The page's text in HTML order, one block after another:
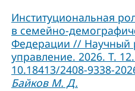
Институциональная
в семейно-
Федерации // Научный
управление. 2026. Т.
10.18413/2408-9338-
Байков М. Д.